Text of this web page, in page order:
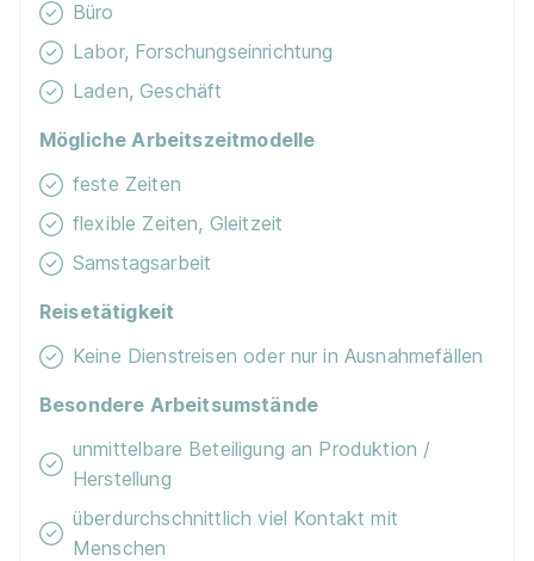
Büro
Labor, Forschungseinrichtung
Laden, Geschäft
Mögliche Arbeitszeitmodelle
feste Zeiten
flexible Zeiten, Gleitzeit
Samstagsarbeit
Reisetätigkeit
Keine Dienstreisen oder nur in Ausnahmefällen
Besondere Arbeitsumstände
unmittelbare Beteiligung an Produktion /
Herstellung
überdurchschnittlich viel Kontakt mit
Menschen